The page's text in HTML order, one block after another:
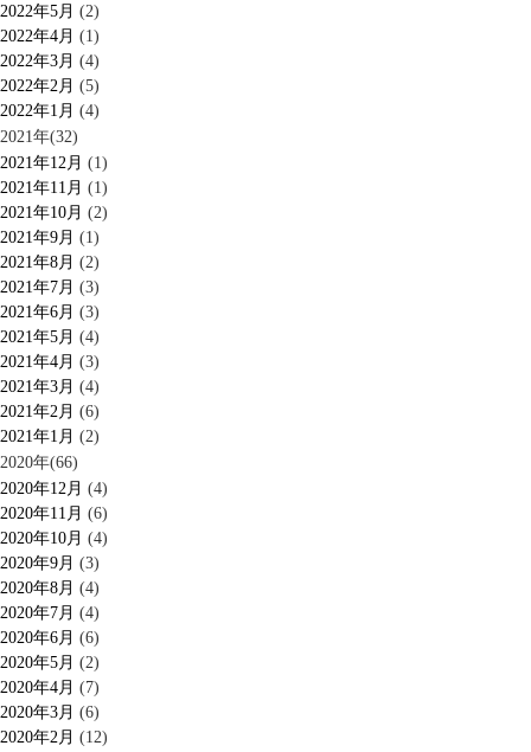
2022年5月 (2)
2022年4月 (1)
2022年3月 (4)
2022年2月 (5)
2022年1月 (4)
2021年(32)
2021年12月 (1)
2021年11月 (1)
2021年10月 (2)
2021年9月 (1)
2021年8月 (2)
2021年7月 (3)
2021年6月 (3)
2021年5月 (4)
2021年4月 (3)
2021年3月 (4)
2021年2月 (6)
2021年1月 (2)
2020年(66)
2020年12月 (4)
2020年11月 (6)
2020年10月 (4)
2020年9月 (3)
2020年8月 (4)
2020年7月 (4)
2020年6月 (6)
2020年5月 (2)
2020年4月 (7)
2020年3月 (6)
2020年2月 (12)